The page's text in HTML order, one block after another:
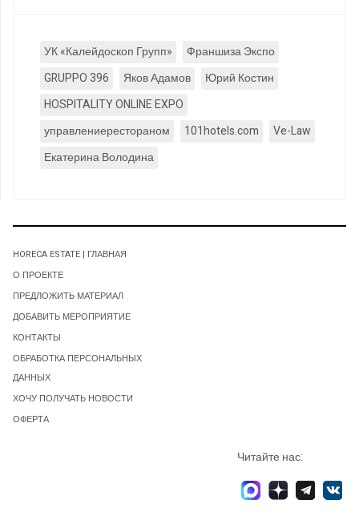
УК «Калейдоскоп Групп»
Франшиза Экспо
GRUPPO 396
Яков Адамов
Юрий Костин
HOSPITALITY ONLINE EXPO
управлениерестораном
101hotels.com
Ve-Law
Екатерина Володина
HORECA ESTATE | ГЛАВНАЯ
О ПРОЕКТЕ
ПРЕДЛОЖИТЬ МАТЕРИАЛ
ДОБАВИТЬ МЕРОПРИЯТИЕ
КОНТАКТЫ
ОБРАБОТКА ПЕРСОНАЛЬНЫХ
ДАННЫХ
ХОЧУ ПОЛУЧАТЬ НОВОСТИ
ОФЕРТА
Читайте нас: